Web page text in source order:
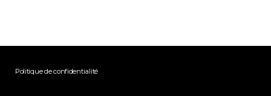
Politique de confidentialité